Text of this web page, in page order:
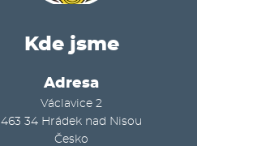
Kde jsme
Adresa
Václavice 2
463 34 Hrádek nad Nisou
Česko